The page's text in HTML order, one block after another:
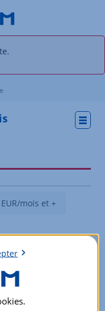
mois et +
.